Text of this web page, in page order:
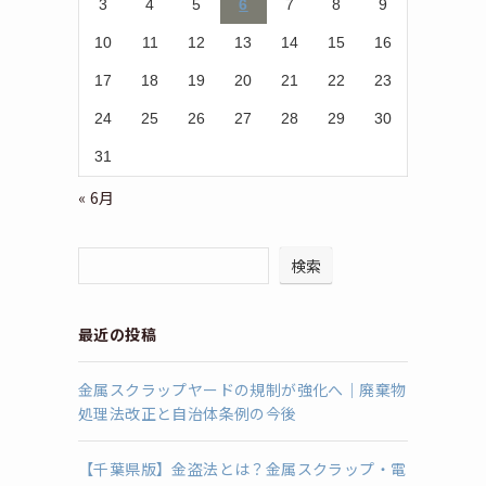
3 4 5 6 7 8 9
10 11 12 13 14 15 16
17 18 19 20 21 22 23
24 25 26 27 28 29 30
31
« 6月
検索
最近の投稿
金属スクラップヤードの規制が強化へ｜廃棄物
処理法改正と自治体条例の今後
【千葉県版】金盗法とは？金属スクラップ・電